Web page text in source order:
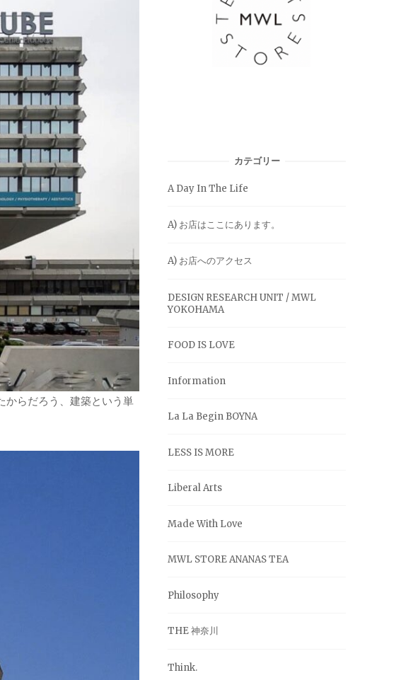
からだろう、建築という単
カテゴリー
A Day In The Life
A) お店はここにあります。
A) お店へのアクセス
DESIGN RESEARCH UNIT / MWL
YOKOHAMA
FOOD IS LOVE
Information
La La Begin BOYNA
LESS IS MORE
Liberal Arts
Made With Love
MWL STORE ANANAS TEA
Philosophy
THE 神奈川
Think.